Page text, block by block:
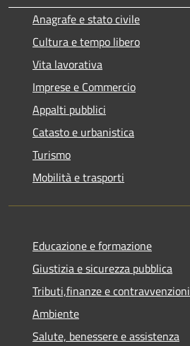
Anagrafe e stato civile
Cultura e tempo libero
Vita lavorativa
Imprese e Commercio
Appalti pubblici
Catasto e urbanistica
Turismo
Mobilità e trasporti
Educazione e formazione
Giustizia e sicurezza pubblica
Tributi,finanze e contravvenzioni
Ambiente
Salute, benessere e assistenza